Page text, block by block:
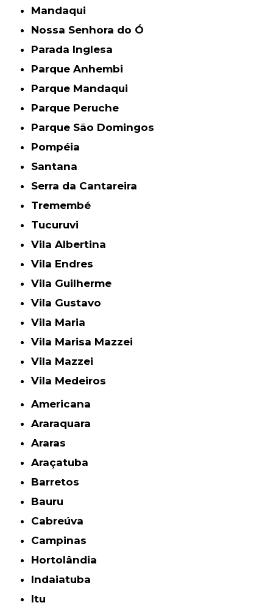
Mandaqui
Nossa Senhora do Ó
Parada Inglesa
Parque Anhembi
Parque Mandaqui
Parque Peruche
Parque São Domingos
Pompéia
Santana
Serra da Cantareira
Tremembé
Tucuruvi
Vila Albertina
Vila Endres
Vila Guilherme
Vila Gustavo
Vila Maria
Vila Marisa Mazzei
Vila Mazzei
Vila Medeiros
Americana
Araraquara
Araras
Araçatuba
Barretos
Bauru
Cabreúva
Campinas
Hortolândia
Indaiatuba
Itu